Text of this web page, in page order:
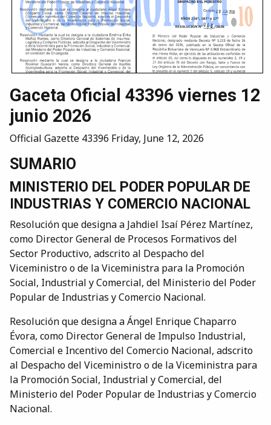
Gaceta Oficial 43396 viernes 12
junio 2026
Official Gazette 43396 Friday, June 12, 2026
SUMARIO
MINISTERIO DEL PODER POPULAR DE
INDUSTRIAS Y COMERCIO NACIONAL
Resolución que designa a Jahdiel Isaí Pérez Martínez,
como Director General de Procesos Formativos del
Sector Productivo, adscrito al Despacho del
Viceministro o de la Viceministra para la Promoción
Social, Industrial y Comercial, del Ministerio del Poder
Popular de Industrias y Comercio Nacional.
Resolución que designa a Ángel Enrique Chaparro
Évora, como Director General de Impulso Industrial,
Comercial e Incentivo del Comercio Nacional, adscrito
al Despacho del Viceministro o de la Viceministra para
la Promoción Social, Industrial y Comercial, del
Ministerio del Poder Popular de Industrias y Comercio
Nacional.